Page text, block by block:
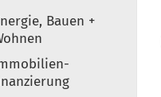
Bauen +